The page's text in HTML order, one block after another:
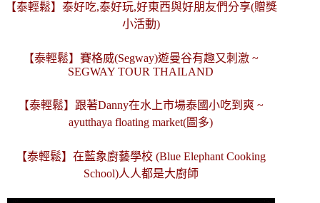
【泰輕鬆】泰好吃,泰好玩,好東西與好朋友們分享(贈獎
小活動)
【泰輕鬆】賽格威(Segway)遊曼谷有趣又刺激 ~
SEGWAY TOUR THAILAND
【泰輕鬆】跟著Danny在水上市場泰國小吃到爽 ~
ayutthaya floating market(圖多)
【泰輕鬆】在藍象廚藝學校 (Blue Elephant Cooking
School)人人都是大廚師